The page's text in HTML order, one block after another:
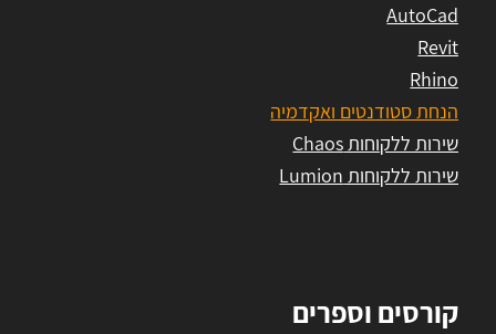
AutoCad
Revit
Rhino
הנחת סטודנטים ואקדמיה
שירות ללקוחות Chaos
שירות ללקוחות Lumion
קורסים וספרים